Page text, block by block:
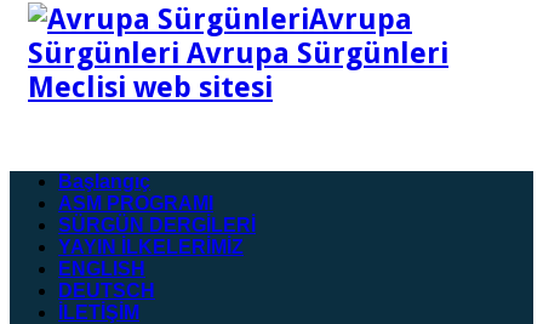
Avrupa
Sürgünleri Avrupa Sürgünleri
Meclisi web sitesi
Başlangıç
ASM PROGRAMI
SÜRGÜN DERGİLERİ
YAYIN İLKELERİMİZ
ENGLISH
DEUTSCH
İLETİŞİM